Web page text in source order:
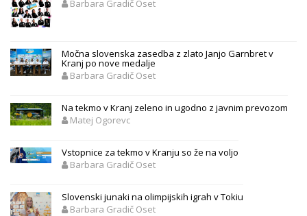
Barbara Gradič Oset
Močna slovenska zasedba z zlato Janjo Garnbret v
Kranj po nove medalje
Barbara Gradič Oset
Na tekmo v Kranj zeleno in ugodno z javnim prevozom
Matej Ogorevc
Vstopnice za tekmo v Kranju so že na voljo
Barbara Gradič Oset
Slovenski junaki na olimpijskih igrah v Tokiu
Barbara Gradič Oset